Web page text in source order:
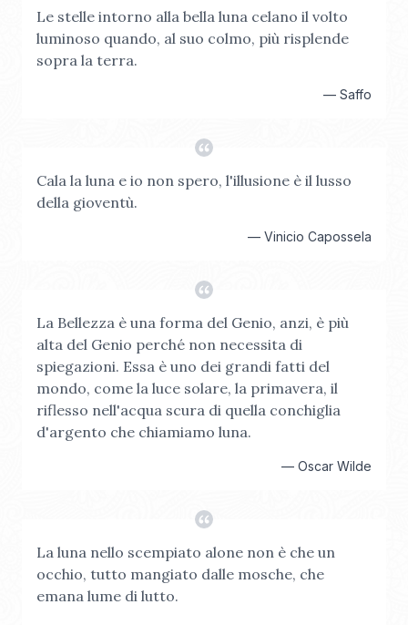
Le stelle intorno alla bella luna celano il volto
luminoso quando, al suo colmo, più risplende
sopra la terra.
— Saffo
Cala la luna e io non spero, l'illusione è il lusso
della gioventù.
— Vinicio Capossela
La Bellezza è una forma del Genio, anzi, è più
alta del Genio perché non necessita di
spiegazioni. Essa è uno dei grandi fatti del
mondo, come la luce solare, la primavera, il
riflesso nell'acqua scura di quella conchiglia
d'argento che chiamiamo luna.
— Oscar Wilde
La luna nello scempiato alone non è che un
occhio, tutto mangiato dalle mosche, che
emana lume di lutto.